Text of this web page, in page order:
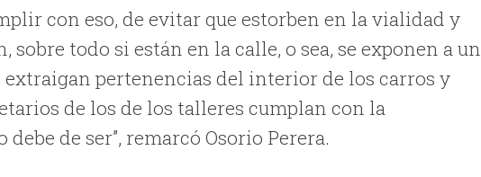
con eso, de evitar que estorben en la vialidad y
todo si están en la calle, o sea, se exponen a un
extraigan pertenencias del interior de los carros y
de los de los talleres cumplan con la
de ser”, remarcó Osorio Perera.